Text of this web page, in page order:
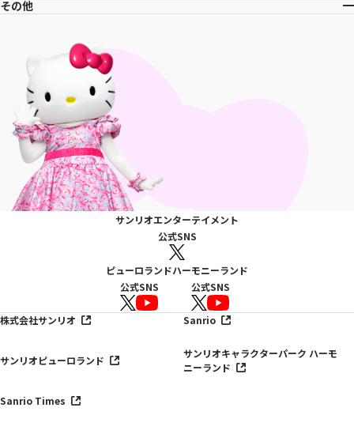
その他
サンリオエンターテイメント
公式SNS
ピューロランド
公式SNS
ハーモニーランド
公式SNS
株式会社サンリオ Sanrio
サンリオピューロランド
サンリオキャラクターパーク ハーモ
ニーランド
Sanrio Times